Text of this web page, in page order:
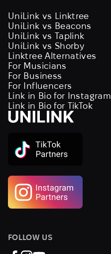
UniLink vs Linktree
UniLink vs Beacons
UniLink vs Taplink
UniLink vs Shorby
Linktree Alternatives
For Musicians
For Business
For Influencers
Link in Bio for Instagram
Link in Bio for TikTok
FOLLOW US